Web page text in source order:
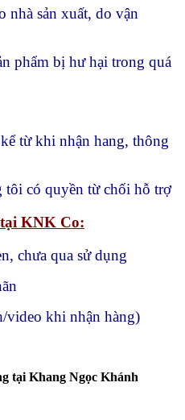
nhà sản xuất, do vận
phẩm bị hư hại trong quá
từ khi nhận hang, thông
tôi có quyền từ chối hỗ trợ
KNK Co:
chưa qua sử dụng
video khi nhận hàng)
tại Khang Ngọc Khánh